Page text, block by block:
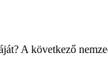
A következő